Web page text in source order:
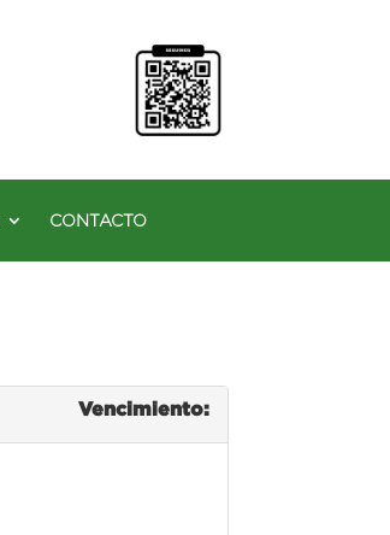
CONTACTO
Vencimiento: